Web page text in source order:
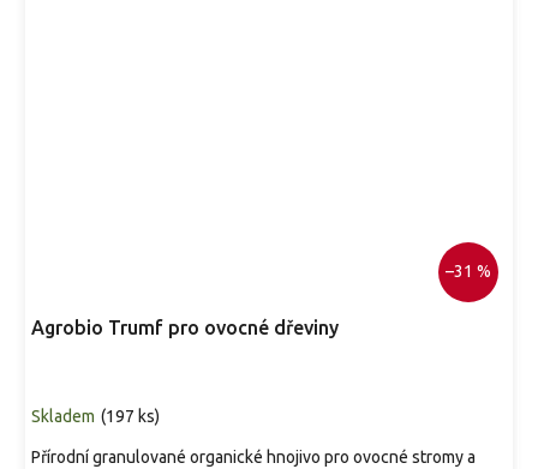
–31 %
Agrobio Trumf pro ovocné dřeviny
Skladem (197 ks)
Přírodní granulované organické hnojivo pro ovocné stromy a